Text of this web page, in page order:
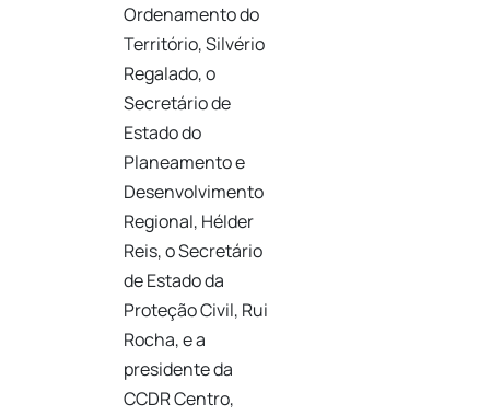
Ordenamento do
Território, Silvério
Regalado, o
Secretário de
Estado do
Planeamento e
Desenvolvimento
Regional, Hélder
Reis, o Secretário
de Estado da
Proteção Civil, Rui
Rocha, e a
presidente da
CCDR Centro,